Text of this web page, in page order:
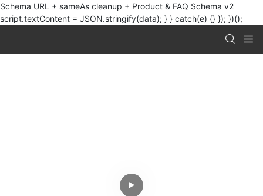
Schema URL + sameAs cleanup + Product & FAQ Schema v2
script.textContent = JSON.stringify(data); } } catch(e) {} }); })();